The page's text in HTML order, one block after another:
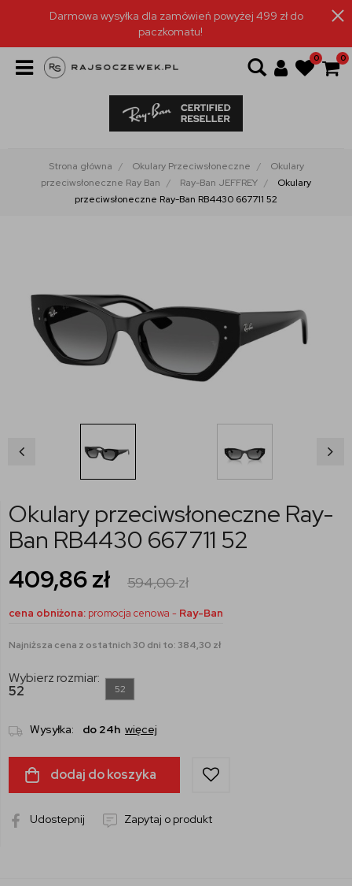
Darmowa wysyłka dla zamówień powyżej 499 zł do
paczkomatu!
0 0
Strona główna Okulary Przeciwsłoneczne
Okulary
przeciwsłoneczne Ray Ban
Ray-Ban JEFFREY
Okulary
przeciwsłoneczne Ray-Ban RB4430 667711 52
Okulary przeciwsłoneczne Ray-
Ban RB4430 667711 52
409,86zł 594,00zł
cena obniżona: promocja cenowa - Ray-Ban
Najniższa cena z ostatnich 30 dni to: 384,30 zł
Wybierz rozmiar:
52
52
Wysyłka: do 24h więcej
dodaj do koszyka
Udostepnij Zapytaj o produkt